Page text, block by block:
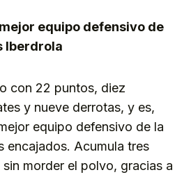
equipo defensivo de
Iberdrola
con 22 puntos, diez
y nueve derrotas, y es,
equipo defensivo de la
encajados. Acumula tres
morder el polvo, gracias a